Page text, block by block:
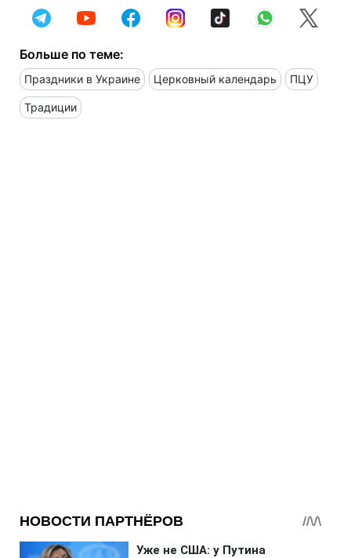
Больше по теме:
Праздники в Украине Церковный календарь ПЦУ
Традиции